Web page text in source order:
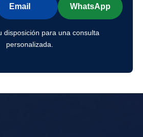
Email WhatsApp
disposición para una consulta
personalizada.